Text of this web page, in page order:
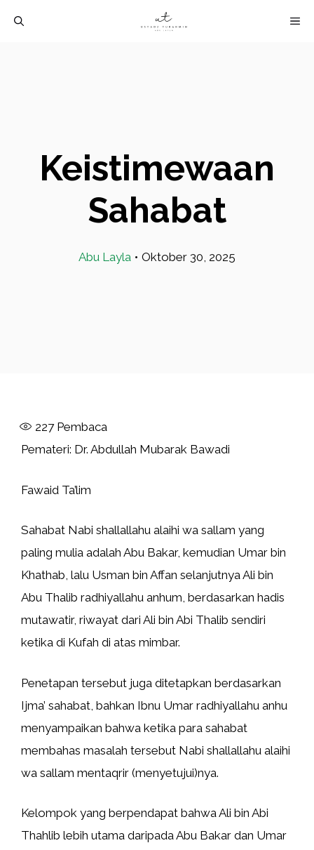
Keistimewaan
Sahabat
Abu Layla • Oktober 30, 2025
227Pembaca
Pemateri: Dr. Abdullah Mubarak Bawadi
Fawaid Ta’lim
Sahabat Nabi shallallahu alaihi wa sallam yang
paling mulia adalah Abu Bakar, kemudian Umar bin
Khathab, lalu Usman bin Affan selanjutnya Ali bin
Abu Thalib radhiyallahu anhum, berdasarkan hadis
mutawatir, riwayat dari Ali bin Abi Thalib sendiri
ketika di Kufah di atas mimbar.
Penetapan tersebut juga ditetapkan berdasarkan
Ijma’ sahabat, bahkan Ibnu Umar radhiyallahu anhu
menyampaikan bahwa ketika para sahabat
membahas masalah tersebut Nabi shallallahu alaihi
wa sallam mentaqrir (menyetujui)nya.
Kelompok yang berpendapat bahwa Ali bin Abi
Thahlib lebih utama daripada Abu Bakar dan Umar